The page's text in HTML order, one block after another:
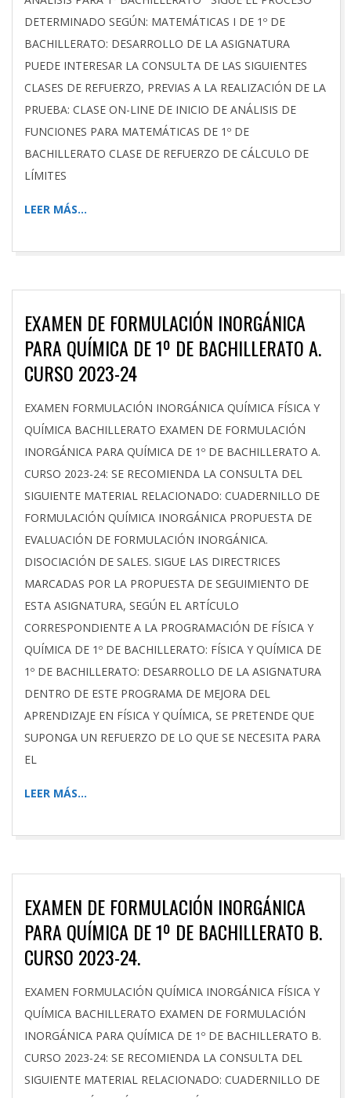
DETERMINADO SEGÚN: MATEMÁTICAS I DE 1º DE
BACHILLERATO: DESARROLLO DE LA ASIGNATURA
PUEDE INTERESAR LA CONSULTA DE LAS SIGUIENTES
CLASES DE REFUERZO, PREVIAS A LA REALIZACIÓN DE LA
PRUEBA: CLASE ON-LINE DE INICIO DE ANÁLISIS DE
FUNCIONES PARA MATEMÁTICAS DE 1º DE
BACHILLERATO CLASE DE REFUERZO DE CÁLCULO DE
LÍMITES
LEER MÁS…
EXAMEN DE FORMULACIÓN INORGÁNICA
PARA QUÍMICA DE 1º DE BACHILLERATO A.
CURSO 2023-24
2024-
03-
06
EXAMEN FORMULACIÓN INORGÁNICA QUÍMICA FÍSICA Y
QUÍMICA BACHILLERATO EXAMEN DE FORMULACIÓN
INORGÁNICA PARA QUÍMICA DE 1º DE BACHILLERATO A.
CURSO 2023-24: SE RECOMIENDA LA CONSULTA DEL
SIGUIENTE MATERIAL RELACIONADO: CUADERNILLO DE
FORMULACIÓN QUÍMICA INORGÁNICA PROPUESTA DE
EVALUACIÓN DE FORMULACIÓN INORGÁNICA.
DISOCIACIÓN DE SALES. SIGUE LAS DIRECTRICES
MARCADAS POR LA PROPUESTA DE SEGUIMIENTO DE
ESTA ASIGNATURA, SEGÚN EL ARTÍCULO
CORRESPONDIENTE A LA PROGRAMACIÓN DE FÍSICA Y
QUÍMICA DE 1º DE BACHILLERATO: FÍSICA Y QUÍMICA DE
1º DE BACHILLERATO: DESARROLLO DE LA ASIGNATURA
DENTRO DE ESTE PROGRAMA DE MEJORA DEL
APRENDIZAJE EN FÍSICA Y QUÍMICA, SE PRETENDE QUE
SUPONGA UN REFUERZO DE LO QUE SE NECESITA PARA
EL
LEER MÁS…
EXAMEN DE FORMULACIÓN INORGÁNICA
PARA QUÍMICA DE 1º DE BACHILLERATO B.
CURSO 2023-24.
2024-
03-
04
EXAMEN FORMULACIÓN QUÍMICA INORGÁNICA FÍSICA Y
QUÍMICA BACHILLERATO EXAMEN DE FORMULACIÓN
INORGÁNICA PARA QUÍMICA DE 1º DE BACHILLERATO B.
CURSO 2023-24: SE RECOMIENDA LA CONSULTA DEL
SIGUIENTE MATERIAL RELACIONADO: CUADERNILLO DE